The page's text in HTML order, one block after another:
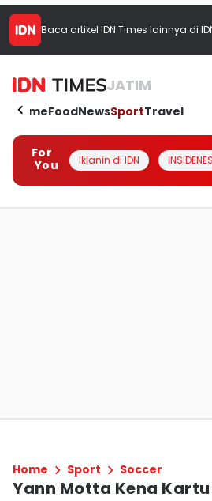
Baca artikel IDN Times lainnya di
JATIM
HomeFoodNewsSportTravel
For
You
Iklanin di IDN
Home Sport Soccer
Yann Motta Kena